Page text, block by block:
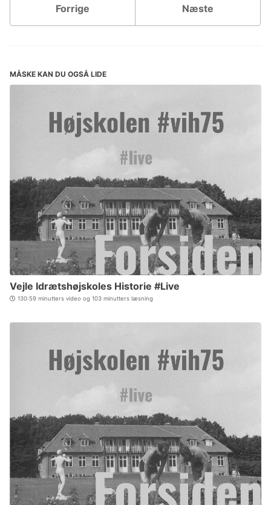
Forrige Næste
MÅSKE KAN DU OGSÅ LIDE
Vejle Idrætshøjskoles Historie #Live
130:59 minutters video og 103 minutters læsning